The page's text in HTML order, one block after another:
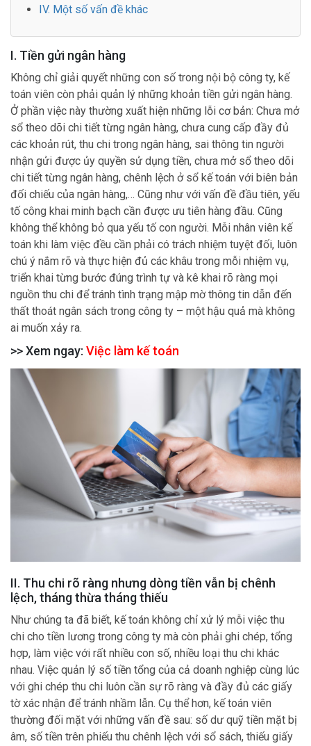
IV. Một số vấn đề khác
I. Tiền gửi ngân hàng
Không chỉ giải quyết những con số trong nội bộ công ty, kế
toán viên còn phải quản lý những khoản tiền gửi ngân hàng.
Ở phần việc này thường xuất hiện những lỗi cơ bản: Chưa mở
sổ theo dõi chi tiết từng ngân hàng, chưa cung cấp đầy đủ
các khoản rút, thu chi trong ngân hàng, sai thông tin người
nhận gửi được ủy quyền sử dụng tiền, chưa mở sổ theo dõi
chi tiết từng ngân hàng, chênh lệch ở sổ kế toán với biên bản
đối chiếu của ngân hàng,… Cũng như với vấn đề đầu tiên, yếu
tố công khai minh bạch cần được ưu tiên hàng đầu. Cũng
không thể không bỏ qua yếu tố con người. Mỗi nhân viên kế
toán khi làm việc đều cần phải có trách nhiệm tuyệt đối, luôn
chú ý nắm rõ và thực hiện đủ các khâu trong mỗi nhiệm vụ,
triển khai từng bước đúng trình tự và kê khai rõ ràng mọi
nguồn thu chi để tránh tình trạng mập mờ thông tin dẫn đến
thất thoát ngân sách trong công ty – một hậu quả mà không
ai muốn xảy ra.
>> Xem ngay: Việc làm kế toán
II. Thu chi rõ ràng nhưng dòng tiền vẫn bị chênh
lệch, tháng thừa tháng thiếu
Như chúng ta đã biết, kế toán không chỉ xử lý mỗi việc thu
chi cho tiền lương trong công ty mà còn phải ghi chép, tổng
hợp, làm việc với rất nhiều con số, nhiều loại thu chi khác
nhau. Việc quản lý số tiền tổng của cả doanh nghiệp cùng lúc
với ghi chép thu chi luôn cần sự rõ ràng và đầy đủ các giấy
tờ xác nhận để tránh nhầm lẫn. Cụ thể hơn, kế toán viên
thường đối mặt với những vấn đề sau: số dư quỹ tiền mặt bị
âm, số tiền trên phiếu thu chênh lệch với sổ sách, thiếu giấy